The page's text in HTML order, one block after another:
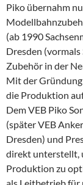
Piko übernahm
(ab 1990
Dresden
Zubehör in der
Mit der
die Produktion
Dem VEB Piko
(später VEB
Dresden) und
direkt unterstellt,
Produktion zu